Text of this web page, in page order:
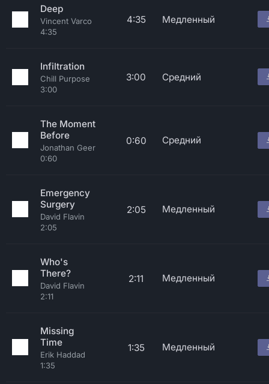
Deep
Vincent Varco
4:35
4:35 Медленный
Infiltration
Chill Purpose
3:00
3:00 Средний
The Moment
Before
Jonathan Geer
0:60
0:60 Средний
Emergency
Surgery
David Flavin
2:05
2:05 Медленный
Who's
There?
David Flavin
2:11
2:11 Медленный
Missing
Time
Erik Haddad
1:35
1:35 Медленный